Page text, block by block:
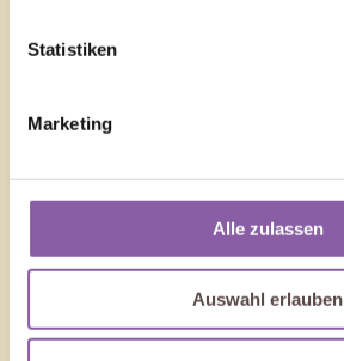
Statistiken
Marketing
Alle zulassen
Auswahl erlauben